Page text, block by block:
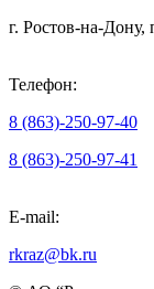
г. Ростов-на-
Телефон:
8 (863)-250-97-40
8 (863)-250-97-41
E-mail:
rkraz@bk.ru